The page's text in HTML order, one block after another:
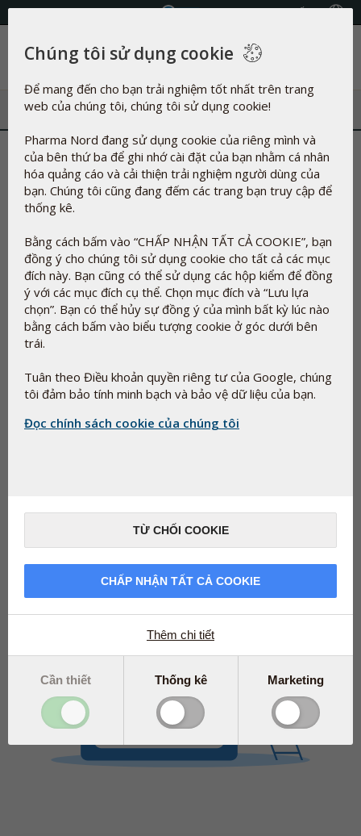
Danh mục
Tổng quan về thành phần
Sản phẩm của chúng tôi có gì?
Trong sản xuất thực phẩm chức năng và thuốc thảo dược
không phải lúc nào cũng có thể không sử dụng tá dược.
Mục đích của tá dược là làm cho các hoạt chất trong viên nén
và viên nang dính lại với nhau, bảo vệ chúng chống lại sự phân
hủy từ oxy trong không khí, từ vi sinh vật và từ bức xạ UV,
điều chỉnh độ đặc, cải thiện mùi vị. , làm cho chúng dễ nuốt
hơn và trong một số trường hợp để làm cho chế phẩm trông
hấp dẫn hơn.
tổng hợp. Một vài ví dụ về điều này là glycerol (E-422), là
thành phần bình thường của thực phẩm và pectin (E-440),
Chúng tôi sử dụng cookie
Để mang đến cho bạn trải nghiệm tốt nhất trên trang
web của chúng tôi, chúng tôi sử dụng cookie!
Pharma Nord đang sử dụng cookie của riêng mình và
của bên thứ ba để ghi nhớ cài đặt của bạn nhằm cá nhân
hóa quảng cáo và cải thiện trải nghiệm người dùng của
bạn. Chúng tôi cũng đang đếm các trang bạn truy cập để
thống kê.
Bằng cách bấm vào “CHẤP NHẬN TẤT CẢ COOKIE”, bạn
đồng ý cho chúng tôi sử dụng cookie cho tất cả các mục
đích này. Bạn cũng có thể sử dụng các hộp kiểm để đồng
ý với các mục đích cụ thể. Chọn mục đích và “Lưu lựa
chọn”. Bạn có thể hủy sự đồng ý của mình bất kỳ lúc nào
bằng cách bấm vào biểu tượng cookie ở góc dưới bên
trái.
Tuân theo Điều khoản quyền riêng tư của Google, chúng
tôi đảm bảo tính minh bạch và bảo vệ dữ liệu của bạn.
Đọc chính sách cookie của chúng tôi
TỪ CHỐI COOKIE
CHẤP NHẬN TẤT CẢ COOKIE
Thêm chi tiết
Cần thiết Thống kê Marketing